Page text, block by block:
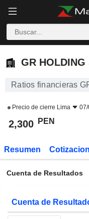
GR HOLDING S.A.
GR HOLDING
Ratios financieras
Precio de cierre Lima
2,300 PEN
Resumen
Cuenta de Resultados
Cuenta de